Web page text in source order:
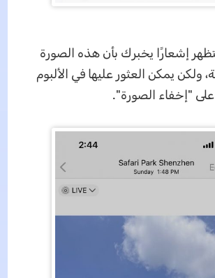
4: ستظهر إشعارًا يخبرك بأن هذه الصورة
يمكن العثور عليها في الألبوم
"إخفاء الصورة".